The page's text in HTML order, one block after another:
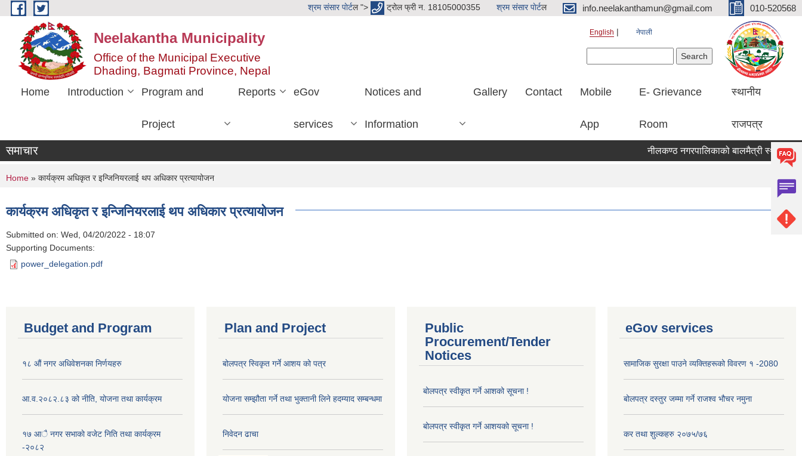
Skip to main content श्रम संसार पाेर्टल "> ट्रोल फ्री न. 18105000355 श्रम संसार पाेर्टल info.neelakanthamun@gmail.com 010-520568
Neelakantha Municipality
Office of the Municipal Executive
Dhading, Bagmati Province, Nepal
English नेपाली
Home Introduction Program and
Project
Reports eGov
services
Notices and
Information
Gallery Contact Mobile
App
E- Grievance
Room
स्थानीय
राजपत्र
समाचार नीलकण्ठ नगरपालिकाको बालमैत्री स्थानीय
You are here
Home » कार्यक्रम अधिकृत र इन्जिनियरलाई थप अधिकार प्रत्यायोजन
कार्यक्रम अधिकृत र इन्जिनियरलाई थप अधिकार प्रत्यायोजन
Submitted on: Wed, 04/20/2022 - 18:07
Supporting Documents:
power_delegation.pdf
Budget and Program
१८ औं नगर अधिवेशनका निर्णयहरु
आ.व.२०८२.८३ को नीति, योजना तथा कार्यक्रम
१७ आै नगर सभाकाे वजेट निति तथा कार्यक्रम
-२०८२
Plan and Project
बोलपत्र स्विकृत गर्ने आशय को पत्र
योजना सम्झौता गर्ने तथा भुक्तानी लिने हदम्याद सम्बन्धमा
निवेदन ढाचा
Public
Procurement/Tender
Notices
बोलपत्र स्वीकृत गर्ने आशको सूचना !
बोलपत्र स्वीकृत गर्ने आशयको सूचना !
eGov services
सामाजिक सुरक्षा पाउने व्यक्तिहरूको विवरण १ -2080
बोलपत्र दस्तुर जम्मा गर्ने राजश्व भौचर नमुना
कर तथा शुल्कहरु २०७५/७६